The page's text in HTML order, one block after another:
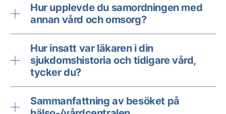
Hur upplevde du samordningen med
annan vård och omsorg?
Hur insatt var läkaren i din
sjukdomshistoria och tidigare vård,
tycker du?
Sammanfattning av besöket på